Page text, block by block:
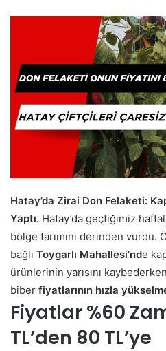
Hatay’da Zirai Don Felaketi:
Yaptı. Hatay’da geçtiğimiz
bölge tarımını derinden vurdu.
bağlı Toygarlı Mahallesi’nde
ürünlerinin yarısını
biber fiyatlarının hızla
Fiyatlar %60
TL’den 80 TL’ye